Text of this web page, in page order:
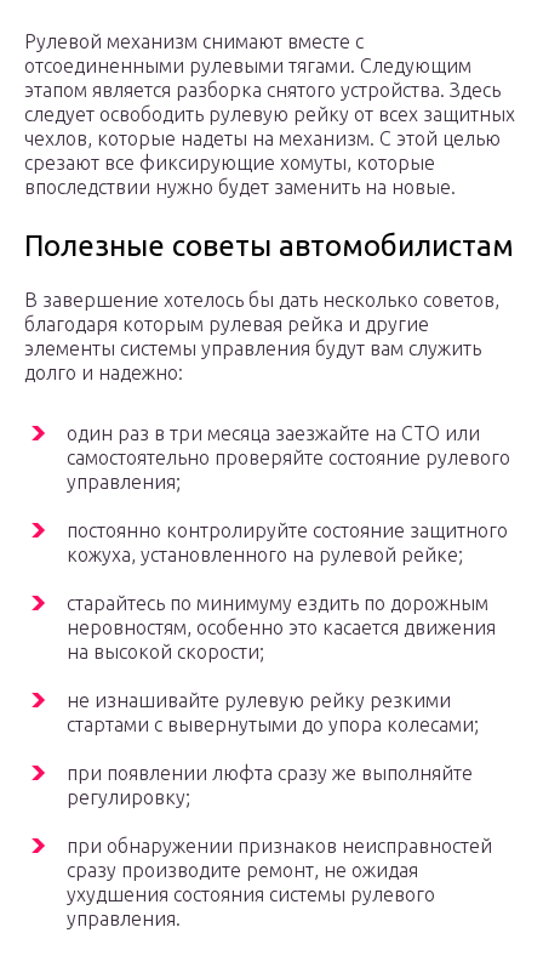
Рулевой механизм снимают вместе с
отсоединенными рулевыми тягами. Следующим
этапом является разборка снятого устройства. Здесь
следует освободить рулевую рейку от всех защитных
чехлов, которые надеты на механизм. С этой целью
срезают все фиксирующие хомуты, которые
впоследствии нужно будет заменить на новые.
Полезные советы автомобилистам
В завершение хотелось бы дать несколько советов,
благодаря которым рулевая рейка и другие
элементы системы управления будут вам служить
долго и надежно:
один раз в три месяца заезжайте на СТО или
самостоятельно проверяйте состояние рулевого
управления;
постоянно контролируйте состояние защитного
кожуха, установленного на рулевой рейке;
старайтесь по минимуму ездить по дорожным
неровностям, особенно это касается движения
на высокой скорости;
не изнашивайте рулевую рейку резкими
стартами с вывернутыми до упора колесами;
при появлении люфта сразу же выполняйте
регулировку;
при обнаружении признаков неисправностей
сразу производите ремонт, не ожидая
ухудшения состояния системы рулевого
управления.